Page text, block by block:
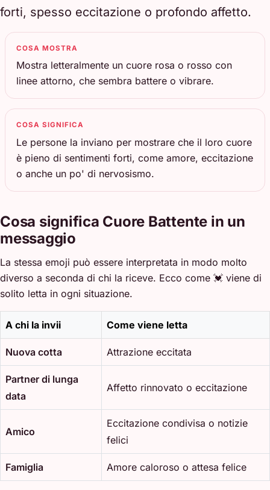
forti, spesso eccitazione o profondo affetto.
COSA MOSTRA
Mostra letteralmente un cuore rosa o rosso con
linee attorno, che sembra battere o vibrare.
COSA SIGNIFICA
Le persone la inviano per mostrare che il loro cuore
è pieno di sentimenti forti, come amore, eccitazione
o anche un po' di nervosismo.
Cosa significa Cuore Battente in un
messaggio
La stessa emoji può essere interpretata in modo molto
diverso a seconda di chi la riceve. Ecco come 💓 viene di
solito letta in ogni situazione.
A chi la invii Come viene letta
Nuova cotta Attrazione eccitata
Partner di lunga
data
Affetto rinnovato o eccitazione
Amico
Eccitazione condivisa o notizie
felici
Famiglia Amore caloroso o attesa felice